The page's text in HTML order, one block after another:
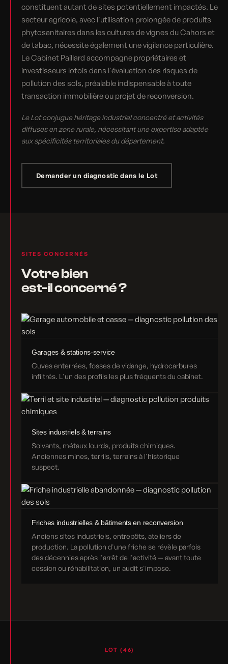
constituent autant de sites potentiellement impactés. Le
secteur agricole, avec l'utilisation prolongée de produits
phytosanitaires dans les cultures de vignes du Cahors et
de tabac, nécessite également une vigilance particulière.
Le Cabinet Paillard accompagne propriétaires et
investisseurs lotois dans l'évaluation des risques de
pollution des sols, préalable indispensable à toute
transaction immobilière ou projet de reconversion.
Le Lot conjugue héritage industriel concentré et activités
diffuses en zone rurale, nécessitant une expertise adaptée
aux spécificités territoriales du département.
Demander un diagnostic dans le Lot
SITES CONCERNÉS
Votre bien
est-il concerné ?
Garages & stations-service
Cuves enterrées, fosses de vidange, hydrocarbures
infiltrés. L'un des profils les plus fréquents du cabinet.
Sites industriels & terrains
Solvants, métaux lourds, produits chimiques.
Anciennes mines, terrils, terrains à l'historique
suspect.
Friches industrielles & bâtiments en reconversion
Anciens sites industriels, entrepôts, ateliers de
production. La pollution d'une friche se révèle parfois
des décennies après l'arrêt de l'activité — avant toute
cession ou réhabilitation, un audit s'impose.
LOT (46)